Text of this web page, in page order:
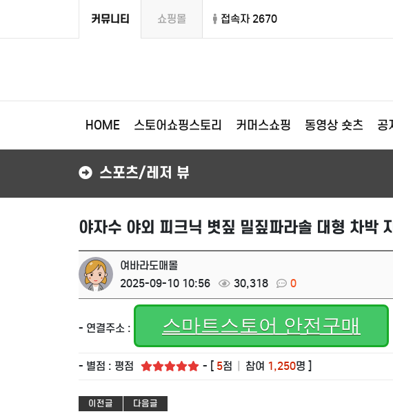
커뮤니티 쇼핑몰 접속자 2670
HOME 스토어쇼핑스토리 커머스쇼핑 동영상 숏츠 공
스포츠/레저 뷰
야자수 야외 피크닉 볏짚 밀짚파라솔 대형 차박
여바라도매몰
2025-09-10 10:56
30,318 0
- 연결주소 : 스마트스토어 안전구매
- 별점 : 평점 - [ 5점 참여 1,250명 ]
이전글 다음글